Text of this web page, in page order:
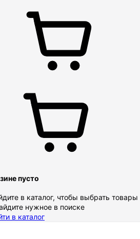
пусто
в каталог, чтобы выбрать товары
нужное в поиске
в каталог